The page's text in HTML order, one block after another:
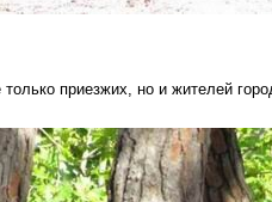
приезжих, но и жителей